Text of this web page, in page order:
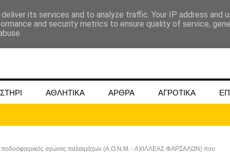
ΑΘΛΗΤΙΚΑ ΑΡΘΡΑ ΑΓΡΟΤΙΚΑ
ο ποδοσφαιρικός αγώνας παλαιμάχων (Α.Ο.Ν.Μ. - ΑΧΙΛΛΕΑΣ ΦΑΡΣΑΛΩΝ) που
its services and to analyze traffic. Your IP address and
and security metrics to ensure quality of service,